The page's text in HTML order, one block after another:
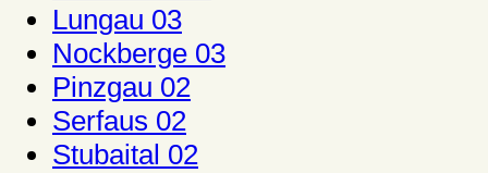
Lungau 03
Nockberge 03
Pinzgau 02
Serfaus 02
Stubaital 02